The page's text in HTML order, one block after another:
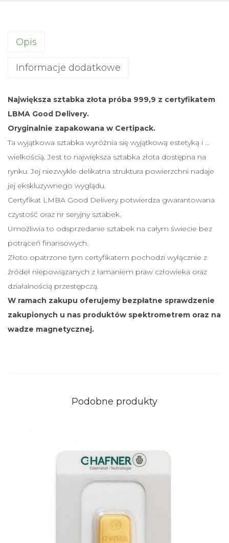
a
a
b
k
a
L
B
M
A
Opis
Informacje dodatkowe
Największa sztabka złota próba 999,9 z certyfikatem
LBMA Good Delivery.
Oryginalnie zapakowana w Certipack.
Ta wyjątkowa sztabka wyróżnia się wyjątkową estetyką i …
wielkością. Jest to największa sztabka złota dostępna na
rynku. Jej niezwykle delikatna struktura powierzchni nadaje
jej ekskluzywnego wyglądu.
Certyfikat LMBA Good Delivery potwierdza gwarantowana
czystość oraz nr seryjny sztabek.
Umożliwia to odsprzedanie sztabek na całym świecie bez
potrąceń finansowych.
Złoto opatrzone tym certyfikatem pochodzi wyłącznie z
źródeł niepowiązanych z łamaniem praw człowieka oraz
działalnością przestępczą.
W ramach zakupu oferujemy bezpłatne sprawdzenie
zakupionych u nas produktów spektrometrem oraz na
wadze magnetycznej.
Podobne produkty